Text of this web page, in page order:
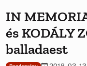
IN
és KODÁLY
balladaest